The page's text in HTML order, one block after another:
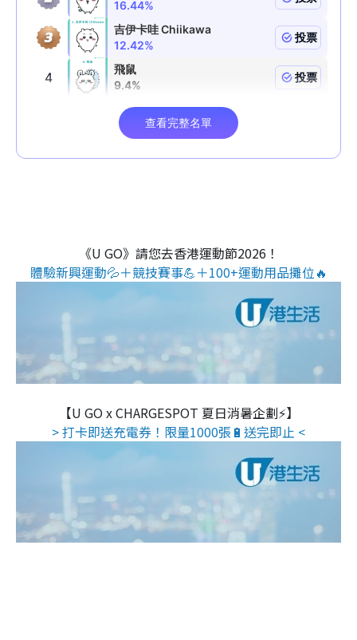
《U GO》請您去香港運動節2026！
體驗新興運動💦＋競技賽事💪＋100+運動用品攤位🔥
【U GO x CHARGESPOT 夏日消暑企劃⚡】
> 打卡即送充電券！限量1000張🔋送完即止 <